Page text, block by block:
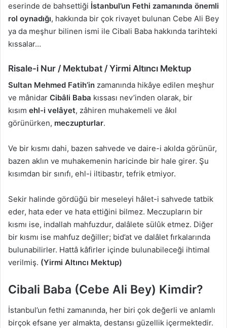
eserinde de bahsettiği İstanbul’un Fethi zamanında önemli
rol oynadığı, hakkında bir çok rivayet bulunan Cebe Ali Bey
ya da meşhur bilinen ismi ile Cibali Baba hakkında tarihteki
kıssalar…
Risale-i Nur / Mektubat / Yirmi Altıncı Mektup
Sultan Mehmed Fatih’in zamanında hikâye edilen meşhur
ve mânidar Cibâli Baba kıssası nev’inden olarak, bir
kısım ehl-i velâyet, zâhiren muhakemeli ve âkıl
görünürken, meczupturlar.
Ve bir kısmı dahi, bazen sahvede ve daire-i akılda görünür,
bazen aklın ve muhakemenin haricinde bir hale girer. Şu
kısımdan bir sınıfı, ehl-i iltibastır, tefrik etmiyor.
Sekir halinde gördüğü bir meseleyi hâlet-i sahvede tatbik
eder, hata eder ve hata ettiğini bilmez. Meczupların bir
kısmı ise, indallah mahfuzdur, dalâlete sülûk etmez. Diğer
bir kısmı ise mahfuz değiller; bid’at ve dalâlet fırkalarında
bulunabilirler. Hattâ kâfirler içinde bulunabileceği ihtimal
verilmiş. (Yirmi Altıncı Mektup)
Cibali Baba (Cebe Ali Bey) Kimdir?
İstanbul’un fethi zamanında, her biri çok değerli ve anlamlı
birçok efsane yer almakta, destansı güzellik içermektedir.